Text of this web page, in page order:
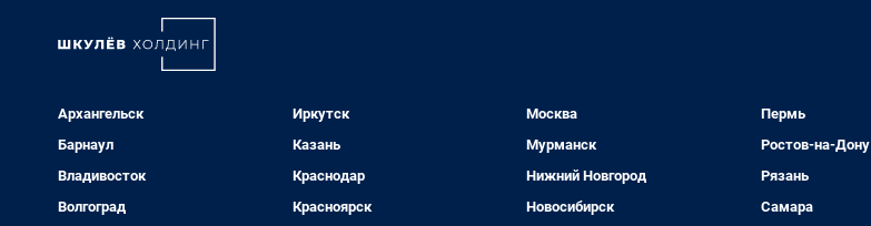
Архангельск
Барнаул
Владивосток
Волгоград
Иркутск
Казань
Краснодар
Красноярск
Москва
Мурманск
Нижний Новгород
Новосибирск
Пермь
Ростов-на-Дону
Рязань
Самара